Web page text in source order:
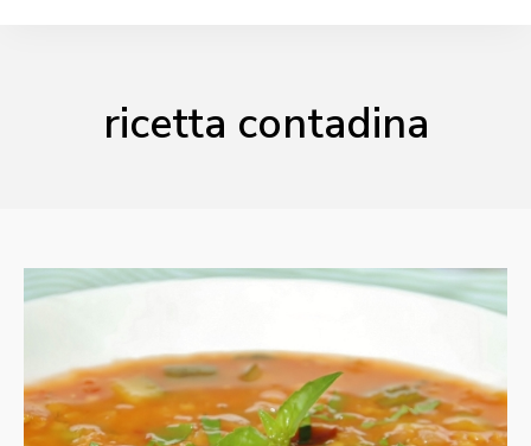
Ricettario
di ricettericetta contadina